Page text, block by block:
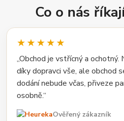
Co o nás
★★★★★
„Obchod je vstřícný a ochotný.
díky dopravci vše, ale obchod
dodání nebude včas, přiveze
osobně.“
Ověřený zákazník